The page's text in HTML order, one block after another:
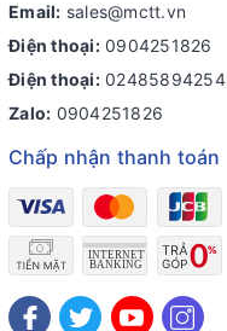
Email: sales@mctt.vn
Điện thoại: 0904251826
Điện thoại: 02485894254
Zalo: 0904251826
Chấp nhận thanh toán